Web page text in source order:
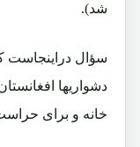
شد).
سؤال دراینجاست
دشواریها
خانه و برای حراست